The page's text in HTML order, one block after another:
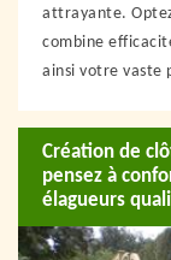
attrayante.
combine
ainsi votre vaste
Création de
pensez à
élagueurs